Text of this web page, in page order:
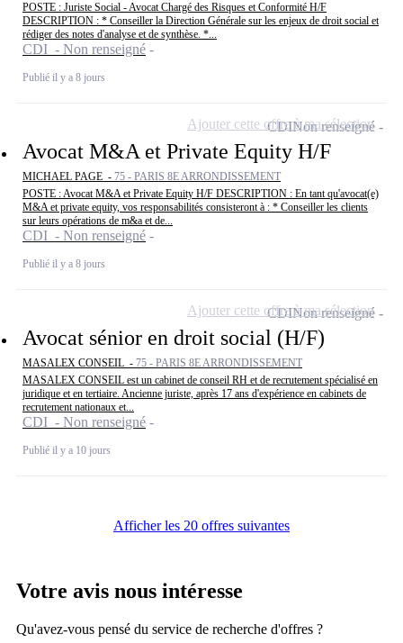
POSTE : Juriste Social - Avocat Chargé des Risques et Conformité H/F
DESCRIPTION : * Conseiller la Direction Générale sur les enjeux de droit social et
rédiger des notes d'analyse et de synthèse. *...
CDI - Non renseigné
Publié il y a 8 jours
Avocat M&A et Private Equity H/F
MICHAEL PAGE - 75 - PARIS 8E ARRONDISSEMENT
POSTE : Avocat M&A et Private Equity H/F DESCRIPTION : En tant qu'avocat(e)
M&A et private equity, vos responsabilités consisteront à : * Conseiller les clients
sur leurs opérations de m&a et de...
CDI - Non renseigné
Publié il y a 8 jours
CDINon renseigné
Ajouter cette offre à ma sélection
Avocat sénior en droit social (H/F)
MASALEX CONSEIL - 75 - PARIS 8E ARRONDISSEMENT
MASALEX CONSEIL est un cabinet de conseil RH et de recrutement spécialisé en
juridique et en tertiaire. Ancienne juriste, après 17 ans d'expérience en cabinets de
recrutement nationaux et...
CDI - Non renseigné
Publié il y a 10 jours
CDINon renseigné
Ajouter cette offre à ma sélection
Afficher les 20 offres suivantes
Votre avis nous intéresse
Qu'avez-vous pensé du service de recherche d'offres ?